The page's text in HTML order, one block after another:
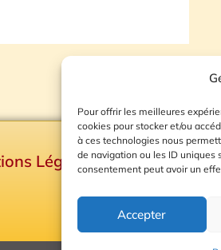
Pour offrir les meilleures
cookies pour stocker et/ou
à ces technologies nous
de navigation ou les ID uniques
consentement peut avoir un
Accepter
Légales
Plan du site